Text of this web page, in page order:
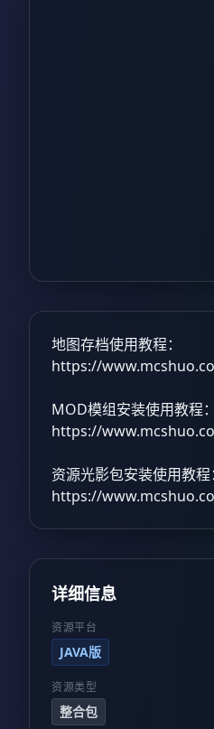
地图存档使用教程：
https://
MOD模组安装使用教程：
https://
资源光影包安装使用教程：
https://
详细信息
资源平台
JAVA版
资源类型
整合包